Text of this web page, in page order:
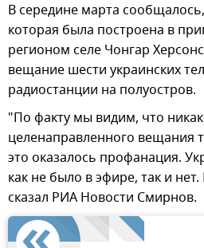
В середине марта
которая была построена в
регионом селе Чонгар
вещание шести украинских
радиостанции на полуостров.
"По факту мы видим, что
целенаправленного вещания
это оказалось профанация.
как не было в эфире, так и
сказал РИА Новости Смирнов.